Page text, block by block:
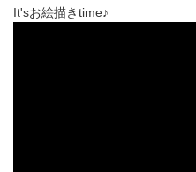
It'sお絵描きtime♪